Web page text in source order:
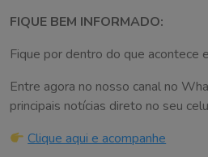
FIQUE BEM INFORMADO:
Fique por dentro do que acontece
Entre agora no nosso canal no
principais notícias direto no seu
Clique aqui e acompanhe